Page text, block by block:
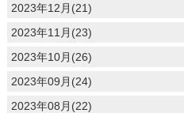
2023年12月(21)
2023年11月(23)
2023年10月(26)
2023年09月(24)
2023年08月(22)